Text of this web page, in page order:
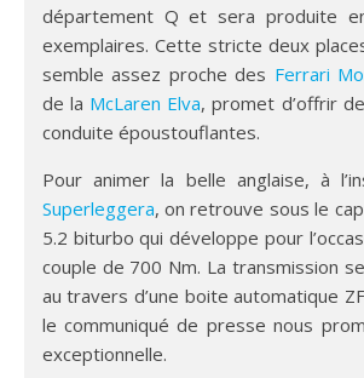
département Q et sera produite
exemplaires. Cette stricte deux
semble assez proche des Ferrari
de la McLaren Elva, promet d’offrir
conduite époustouflantes.
Pour animer la belle anglaise, à
Superleggera, on retrouve sous le
5.2 biturbo qui développe pour
couple de 700 Nm. La transmission
au travers d’une boite automatique
le communiqué de presse nous
exceptionnelle.